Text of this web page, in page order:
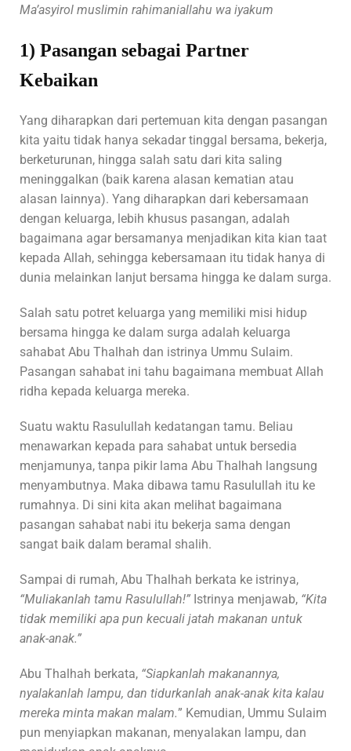
Ma’asyirol muslimin rahimaniallahu wa iyakum
1) Pasangan sebagai Partner
Kebaikan
Yang diharapkan dari pertemuan kita dengan pasangan
kita yaitu tidak hanya sekadar tinggal bersama, bekerja,
berketurunan, hingga salah satu dari kita saling
meninggalkan (baik karena alasan kematian atau
alasan lainnya). Yang diharapkan dari kebersamaan
dengan keluarga, lebih khusus pasangan, adalah
bagaimana agar bersamanya menjadikan kita kian taat
kepada Allah, sehingga kebersamaan itu tidak hanya di
dunia melainkan lanjut bersama hingga ke dalam surga.
Salah satu potret keluarga yang memiliki misi hidup
bersama hingga ke dalam surga adalah keluarga
sahabat Abu Thalhah dan istrinya Ummu Sulaim.
Pasangan sahabat ini tahu bagaimana membuat Allah
ridha kepada keluarga mereka.
Suatu waktu Rasulullah kedatangan tamu. Beliau
menawarkan kepada para sahabat untuk bersedia
menjamunya, tanpa pikir lama Abu Thalhah langsung
menyambutnya. Maka dibawa tamu Rasulullah itu ke
rumahnya. Di sini kita akan melihat bagaimana
pasangan sahabat nabi itu bekerja sama dengan
sangat baik dalam beramal shalih.
Sampai di rumah, Abu Thalhah berkata ke istrinya,
“Muliakanlah tamu Rasulullah!” Istrinya menjawab, “Kita
tidak memiliki apa pun kecuali jatah makanan untuk
anak-anak.”
Abu Thalhah berkata, “Siapkanlah makanannya,
nyalakanlah lampu, dan tidurkanlah anak-anak kita kalau
mereka minta makan malam.” Kemudian, Ummu Sulaim
pun menyiapkan makanan, menyalakan lampu, dan